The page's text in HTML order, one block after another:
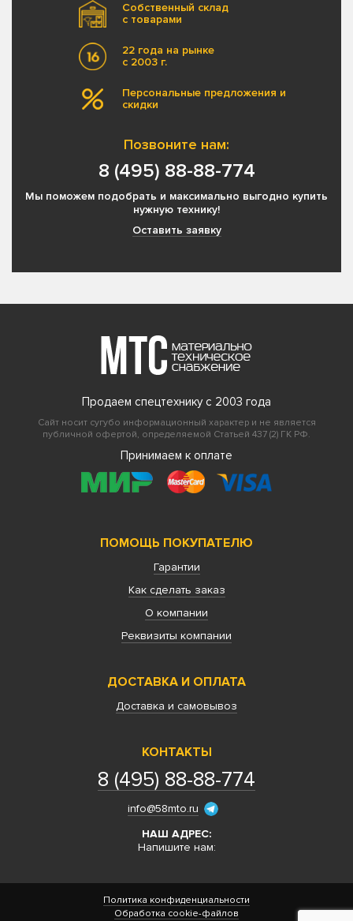
Собственный склад
с товарами
22 года на рынке
с 2003 г.
Персональные предложения и
скидки
Позвоните нам:
8 (495) 88-88-774
Мы поможем подобрать и максимально выгодно купить
нужную технику!
Оставить заявку
Продаем спецтехнику с 2003 года
Сайт носит сугубо информационный характер и не является
публичной офертой, определяемой Статьей 437 (2) ГК РФ.
Принимаем к оплате
ПОМОЩЬ ПОКУПАТЕЛЮ
Гарантии
Как сделать заказ
О компании
Реквизиты компании
ДОСТАВКА И ОПЛАТА
Доставка и самовывоз
КОНТАКТЫ
8 (495) 88-88-774
info@58mto.ru
НАШ АДРЕС:
Напишите нам:
Политика конфиденциальности
Обработка cookie-файлов